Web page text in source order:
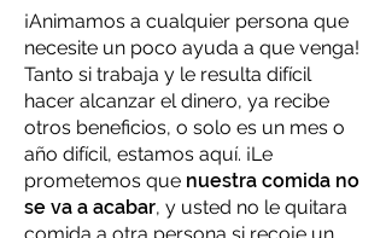
¡Animamos a cualquier persona que
necesite un poco ayuda a que venga!
Tanto si trabaja y le resulta difícil
hacer alcanzar el dinero, ya recibe
otros beneficios, o solo es un mes o
año difícil, estamos aquí. ¡Le
prometemos que nuestra comida no
se va a acabar, y usted no le quitara